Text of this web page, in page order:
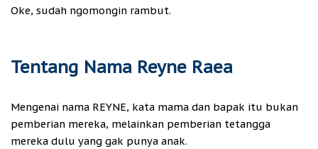
Oke, sudah ngomongin rambut.
Tentang Nama Reyne Raea
Mengenai nama REYNE, kata mama dan bapak itu bukan
pemberian mereka, melainkan pemberian tetangga
mereka dulu yang gak punya anak.